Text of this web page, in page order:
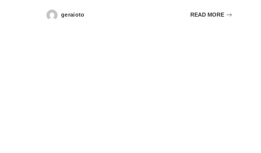
Postedgeraioto READ MORE